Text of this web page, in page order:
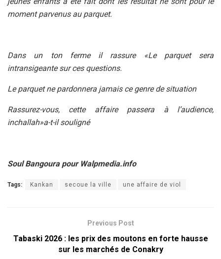
moment parvenus au parquet.
Dans un ton ferme il rassure «Le parquet sera
intransigeante sur ces questions.
Le parquet ne pardonnera jamais ce genre de situation
Rassurez-vous, cette affaire passera à l’audience,
inchallah»a-t-il souligné
Soul Bangoura pour Walpmedia.info
Tags: Kankan secoue la ville une affaire de viol
Previous Post
Tabaski 2026 : les prix des moutons en forte hausse
sur les marchés de Conakry